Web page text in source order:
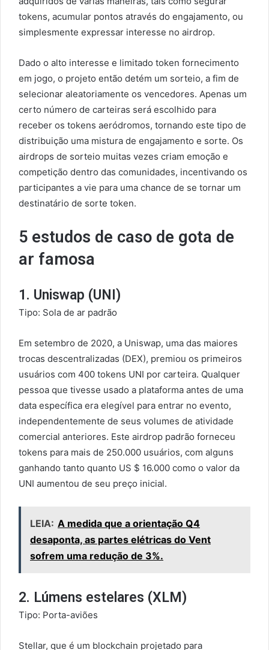
tokens, acumular pontos através do engajamento, ou
simplesmente expressar interesse no airdrop.
Dado o alto interesse e limitado token fornecimento
em jogo, o projeto então detém um sorteio, a fim de
selecionar aleatoriamente os vencedores. Apenas um
certo número de carteiras será escolhido para
receber os tokens aeródromos, tornando este tipo de
distribuição uma mistura de engajamento e sorte. Os
airdrops de sorteio muitas vezes criam emoção e
competição dentro das comunidades, incentivando os
participantes a vie para uma chance de se tornar um
destinatário de sorte token.
5 estudos de caso de gota de
ar famosa
1. Uniswap (UNI)
Tipo: Sola de ar padrão
Em setembro de 2020, a Uniswap, uma das maiores
trocas descentralizadas (DEX), premiou os primeiros
usuários com 400 tokens UNI por carteira. Qualquer
pessoa que tivesse usado a plataforma antes de uma
data específica era elegível para entrar no evento,
independentemente de seus volumes de atividade
comercial anteriores. Este airdrop padrão forneceu
tokens para mais de 250.000 usuários, com alguns
ganhando tanto quanto US $ 16.000 como o valor da
UNI aumentou de seu preço inicial.
LEIA: A medida que a orientação Q4
desaponta, as partes elétricas do Vent
sofrem uma redução de 3%.
2. Lúmens estelares (XLM)
Tipo: Porta-aviões
Stellar, que é um blockchain projetado para